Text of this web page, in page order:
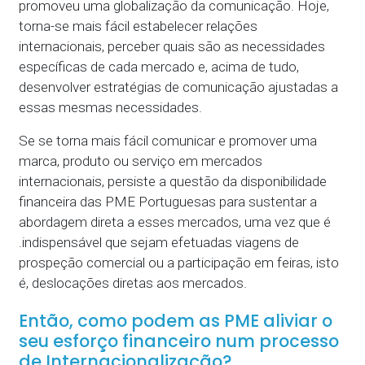
promoveu uma globalização da comunicação. Hoje,
torna-se mais fácil estabelecer relações
internacionais, perceber quais são as necessidades
específicas de cada mercado e, acima de tudo,
desenvolver estratégias de comunicação ajustadas a
essas mesmas necessidades.
Se se torna mais fácil comunicar e promover uma
marca, produto ou serviço em mercados
internacionais, persiste a questão da disponibilidade
financeira das PME Portuguesas para sustentar a
abordagem direta a esses mercados, uma vez que é
.indispensável que sejam efetuadas viagens de
prospeção comercial ou a participação em feiras, isto
é, deslocações diretas aos mercados.
Então, como podem as PME aliviar o
seu esforço financeiro num processo